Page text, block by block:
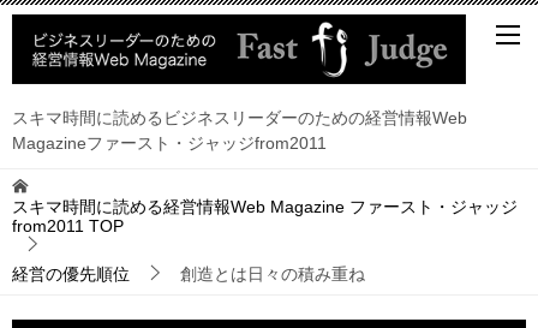
スキマ時間に読めるビジネスリーダーのための経営情報Web
Magazineファースト・ジャッジfrom2011
スキマ時間に読める経営情報Web Magazine ファースト・ジャッジ
from2011 TOP
経営の優先順位 創造とは日々の積み重ね